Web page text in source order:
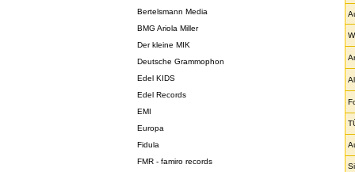
Bertelsmann Media
BMG Ariola Miller
Der kleine MIK
Deutsche Grammophon
Edel KIDS
Edel Records
EMI
Europa
Fidula
FMR - famiro records